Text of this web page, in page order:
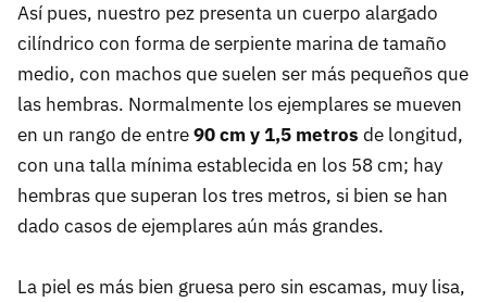
Así pues, nuestro pez presenta un cuerpo alargado
cilíndrico con forma de serpiente marina de tamaño
medio, con machos que suelen ser más pequeños que
las hembras. Normalmente los ejemplares se mueven
en un rango de entre90 cm y 1,5 metros de longitud,
con una talla mínima establecida en los 58 cm; hay
hembras que superan los tres metros, si bien se han
dado casos de ejemplares aún más grandes.
La piel es más bien gruesa pero sin escamas, muy lisa,